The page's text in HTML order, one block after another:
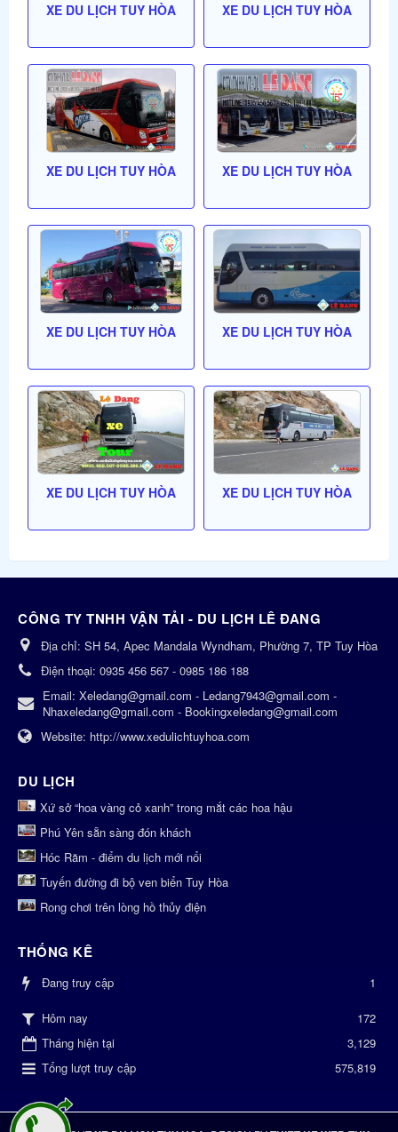
XE DU LỊCH TUY HÒA XE DU LỊCH TUY HÒA
XE DU LỊCH TUY HÒA XE DU LỊCH TUY HÒA
XE DU LỊCH TUY HÒA XE DU LỊCH TUY HÒA
XE DU LỊCH TUY HÒA XE DU LỊCH TUY HÒA
CÔNG TY TNHH VẬN TẢI - DU LỊCH LÊ ĐANG
Địa chỉ: SH 54, Apec Mandala Wyndham, Phường 7, TP Tuy Hòa
Điện thoại: 0935 456 567 - 0985 186 188
Email: Xeledang@gmail.com - Ledang7943@gmail.com -
Nhaxeledang@gmail.com - Bookingxeledang@gmail.com
Website: http://www.xedulichtuyhoa.com
DU LỊCH
Xứ sở “hoa vàng cỏ xanh” trong mắt các hoa hậu
Phú Yên sẵn sàng đón khách
Hóc Răm - điểm du lịch mới nổi
Tuyến đường đi bộ ven biển Tuy Hòa
Rong chơi trên lòng hồ thủy điện
THỐNG KÊ
Đang truy cập 1
Hôm nay
172
Tháng hiện tại
3,129
Tổng lượt truy cập
575,819